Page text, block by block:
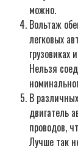
можно.
Вольтаж
легковых
грузовиках
Нельзя
В
двигатель
проводов,
Лучше так